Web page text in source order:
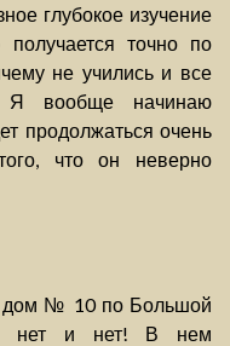
глубокое изучение
точно по
не учились и все
Я вообще начинаю
продолжаться очень
что он неверно
дом № 10 по Большой
нет и нет! В нем